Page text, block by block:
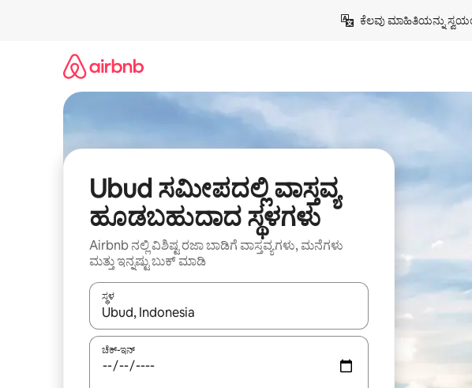
ಕೆಲವು ಮಾಹಿತಿಯನ್ನು
Ubud ಸಮೀಪದಲ್ಲಿ ವಾಸ್ತವ್ಯ
ಹೂಡಬಹುದಾದ ಸ್ಥಳಗಳು
Airbnb ನಲ್ಲಿ ವಿಶಿಷ್ಟ ರಜಾ ಬಾಡಿಗೆ ವಾಸ್ತವ್ಯಗಳು, ಮನೆಗಳು
ಮತ್ತು ಇನ್ನಷ್ಟು ಬುಕ್ ಮಾಡಿ
ಸ್ಥಳ
ಫಲಿತಾಂಶಗಳು ಲಭ್ಯವಿರುವಾಗ, ಅಪ್ ಮತ್ತು ಡೌನ್ ಬಾಣದ ಕೀಲಿಗಳೊಂದಿಗೆ ನ್ಯಾವಿಗೇಟ್ ಮಾಡಿ
ಚೆಕ್-ಇನ್